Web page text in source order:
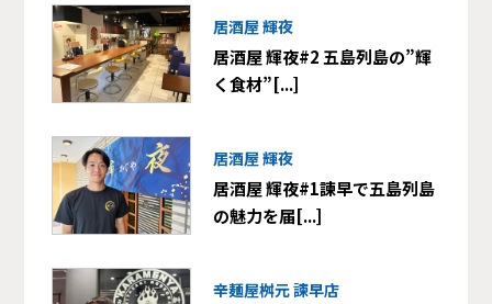
居酒屋 輝夜
居酒屋 輝夜#2 五島列島の”輝
く食材”[...]
居酒屋 輝夜
居酒屋 輝夜#1諫早で五島列島
の魅力を届[...]
辛麺屋桝元 諫早店